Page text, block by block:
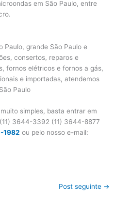
em São Paulo, entre
Paulo, grande São Paulo e
consertos, reparos e
fornos elétricos e fornos a gás,
e importadas, atendemos
Paulo
simples, basta entrar em
3644-3392 (11) 3644-8877
1982 ou pelo nosso e-mail:
Post seguinte →